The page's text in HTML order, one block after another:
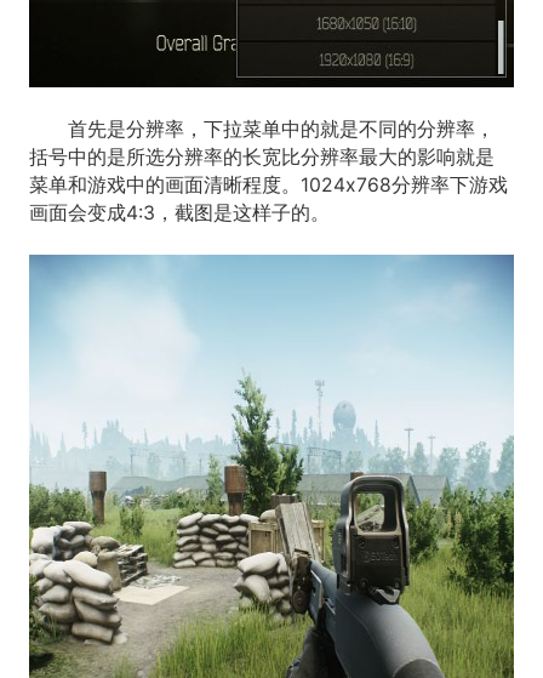
首先是分辨率，下拉菜单中的就是不同的分辨率，
括号中的是所选分辨率的长宽比分辨率最大的影响就是
菜单和游戏中的画面清晰程度。1024x768分辨率下游戏
画面会变成4:3，截图是这样子的。